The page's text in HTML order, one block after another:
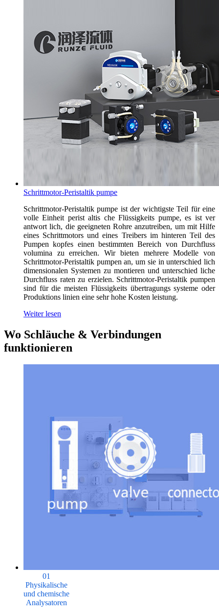
Schrittmotor-Peristaltik pumpe
Schrittmotor-Peristaltik pumpe ist der wichtigste Teil für eine
volle Einheit perist altis che Flüssigkeits pumpe, es ist ver
antwort lich, die geeigneten Rohre anzutreiben, um mit Hilfe
eines Schrittmotors und eines Treibers im hinteren Teil des
Pumpen kopfes einen bestimmten Bereich von Durchfluss
volumina zu erreichen. Wir bieten mehrere Modelle von
Schrittmotor-Peristaltik pumpen an, um sie in unterschied lich
dimensionalen Systemen zu montieren und unterschied liche
Durchfluss raten zu erzielen. Schrittmotor-Peristaltik pumpen
sind für die meisten Flüssigkeits übertragungs systeme oder
Produktions linien eine sehr hohe Kosten leistung.
Weiter lesen
Wo Schläuche & Verbindungen
funktionieren
01
Physikalische
und chemische
Analysatoren